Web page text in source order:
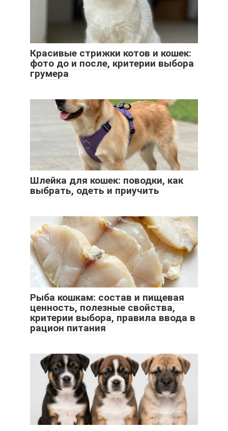
Красивые стрижки котов и кошек:
фото до и после, критерии выбора
грумера
Шлейка для кошек: поводки, как
выбрать, одеть и приучить
Рыба кошкам: состав и пищевая
ценность, полезные свойства,
критерии выбора, правила ввода в
рацион питания